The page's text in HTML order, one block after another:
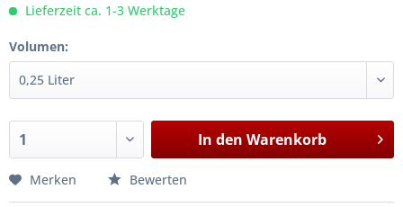
Lieferzeit ca. 1-3 Werktage
Volumen:
In den Warenkorb
Merken Bewerten